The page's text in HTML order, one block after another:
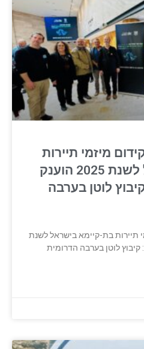
מיזמי תיירות
בת-קיימא בישראל לשנת 2025 הוענק
לוטן בערבה
תיירות בת-קיימא בישראל לשנת